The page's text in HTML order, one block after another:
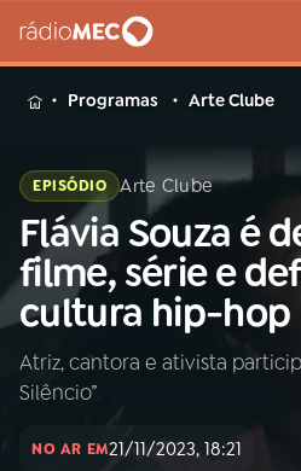
MENU
Buscar
na
Rádio
MEC
Buscar
Início
INÍCIO
Programas Arte Clube
EPISÓDIO Arte Clube
Flávia Souza é
filme, série e
cultura hip-hop
Atriz, cantora e ativista
Silêncio”
NO AR EM21/11/2023, 18:21